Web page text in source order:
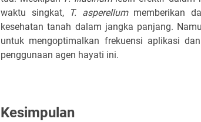
waktu singkat,
T. asperellummemberikan
kesehatan tanah dalam jangka panjang.
untuk mengoptimalkan frekuensi aplikasi
penggunaan agen hayati ini.
Kesimpulan